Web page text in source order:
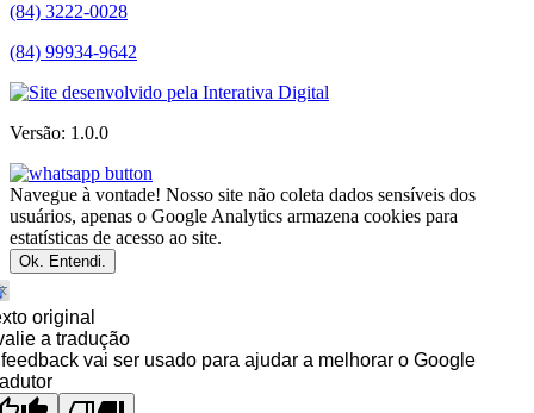
(84) 3222-0028
(84) 99934-9642
Versão: 1.0.0
Navegue à vontade! Nosso site não coleta dados sensíveis dos
usuários, apenas o Google Analytics armazena cookies para
estatísticas de acesso ao site.
Ok. Entendi.
original
a tradução
vai ser usado para ajudar a melhorar o Google